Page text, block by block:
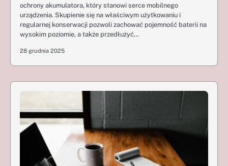
ochrony akumulatora, który stanowi serce mobilnego
urządzenia. Skupienie się na właściwym użytkowaniu i
regularnej konserwacji pozwoli zachować pojemność baterii na
wysokim poziomie, a także przedłużyć…
28 grudnia 2025